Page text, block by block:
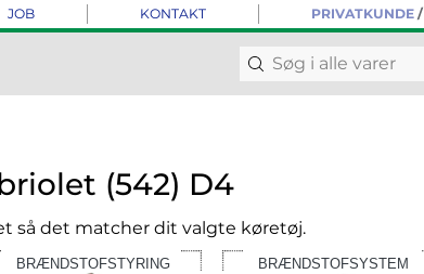
JOB KONTAKT PRIVATKUNDE/
(542) D4
så det matcher dit valgte køretøj.
BRÆNDSTOFSTYRING BRÆNDSTOFSYSTEM